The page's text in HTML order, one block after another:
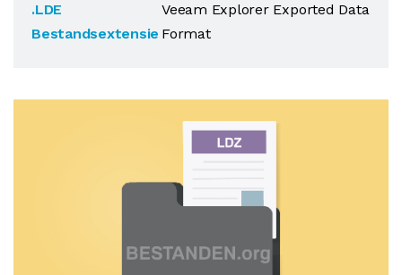
.LDE
Bestandsextensie
Veeam Explorer Exported Data
Format